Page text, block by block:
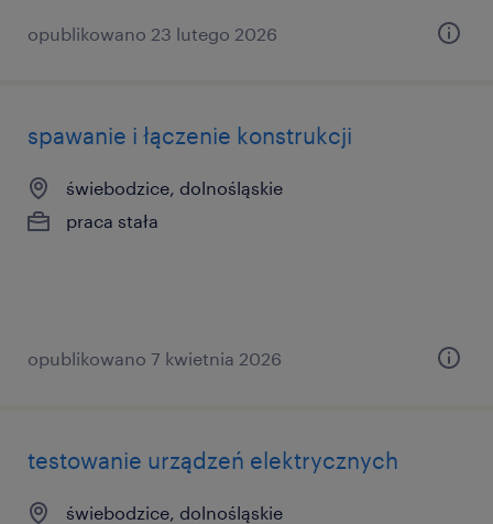
opublikowano 23 lutego 2026
spawanie i łączenie konstrukcji
świebodzice, dolnośląskie
praca stała
opublikowano 7 kwietnia 2026
testowanie urządzeń elektrycznych
świebodzice, dolnośląskie